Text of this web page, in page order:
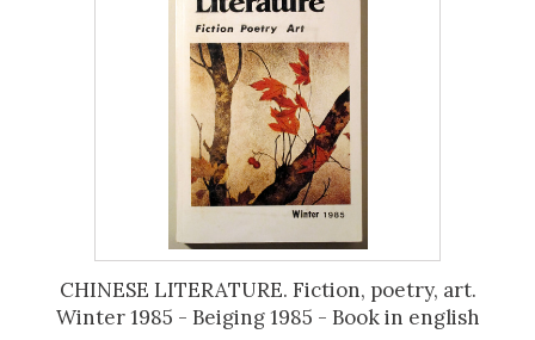
CHINESE LITERATURE. Fiction, poetry, art.
Winter 1985 - Beiging 1985 - Book in english